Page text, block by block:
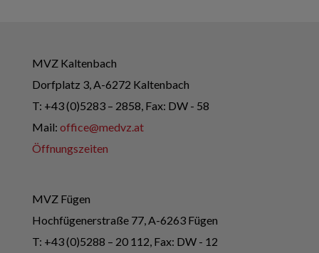
MVZ Kaltenbach
Dorfplatz 3, A-6272 Kaltenbach
T: +43 (0)5283 – 2858, Fax: DW - 58
Mail: office@medvz.at
Öffnungszeiten
MVZ Fügen
Hochfügenerstraße 77, A-6263 Fügen
T: +43 (0)5288 – 20 112, Fax: DW - 12